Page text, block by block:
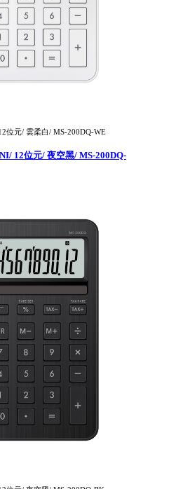
位元/ 雲柔白/ MS-200DQ-WE
12位元/ 夜空黑/ MS-200DQ-